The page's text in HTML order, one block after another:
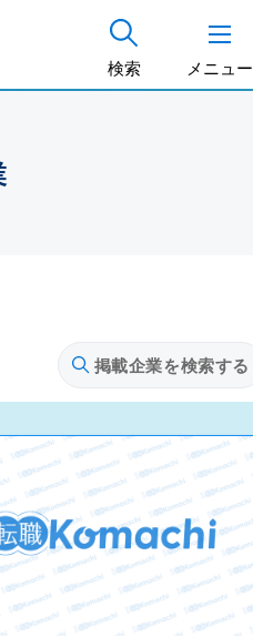
検索 メニュー
掲載企業を検索する